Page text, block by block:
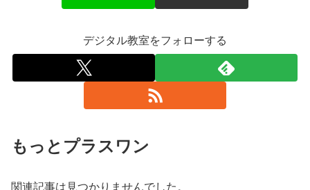
デジタル教室をフォローする
もっとプラスワン
関連記事は見つかりませんでした。